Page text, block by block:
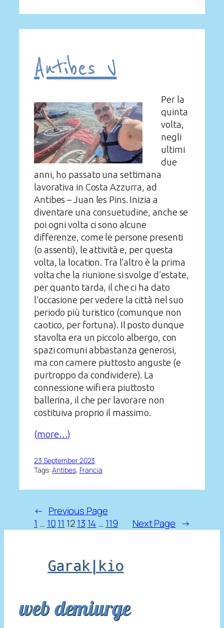
Antibes V
Per la
quinta
volta,
negli
ultimi
due
anni, ho passato una settimana
lavorativa in Costa Azzurra, ad
Antibes – Juan les Pins. Inizia a
diventare una consuetudine, anche se
poi ogni volta ci sono alcune
differenze, come le persone presenti
(o assenti), le attività e, per questa
volta, la location. Tra l’altro è la prima
volta che la riunione si svolge d’estate,
per quanto tarda, il che ci ha dato
l’occasione per vedere la città nel suo
periodo più turistico (comunque non
caotico, per fortuna). Il posto dunque
stavolta era un piccolo albergo, con
spazi comuni abbastanza generosi,
ma con camere piuttosto anguste (e
purtroppo da condividere). La
connessione wifi era piuttosto
ballerina, il che per lavorare non
costituiva proprio il massimo.
(more…)
23 September 2023
Tags:Antibes, Francia
← Previous Page
1 … 1011 1213 14 … 119 Next Page →
Garak|kio
web demiurge